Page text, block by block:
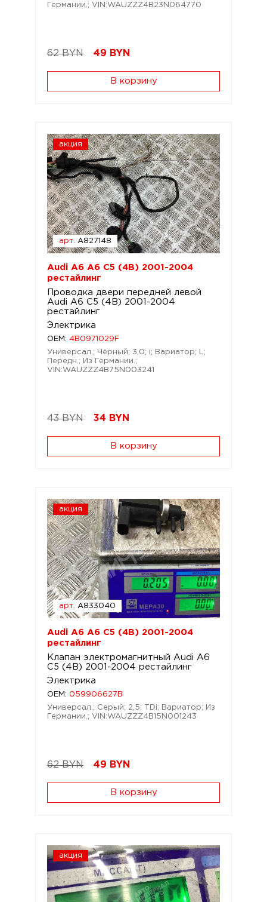
Германии.; VIN:WAUZZZ4B23N064770
62 BYN 49 BYN
В корзину
акция
арт. A827148
Audi A6 A6 C5 (4B) 2001-2004
рестайлинг
Проводка двери передней левой
Audi A6 C5 (4B) 2001-2004
рестайлинг
Электрика
OEM: 4B0971029F
Универсал.; Чёрный; 3,0; i; Вариатор; L;
Передн.; Из Германии.;
VIN:WAUZZZ4B75N003241
43 BYN 34 BYN
В корзину
акция
арт. A833040
Audi A6 A6 C5 (4B) 2001-2004
рестайлинг
Клапан электромагнитный Audi A6
C5 (4B) 2001-2004 рестайлинг
Электрика
OEM: 059906627B
Универсал.; Серый; 2,5; TDi; Вариатор; Из
Германии.; VIN:WAUZZZ4B15N001243
62 BYN 49 BYN
В корзину
акция